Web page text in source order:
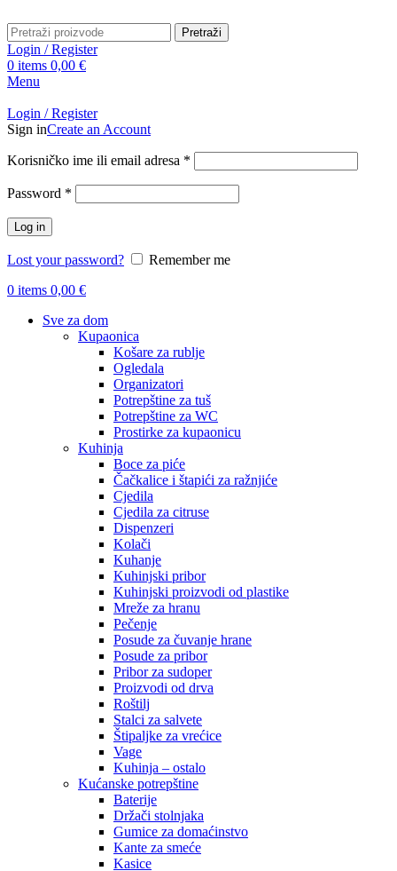
Pretraži
Login / Register
0 items 0,00 €
Menu
Login / Register
Sign inCreate an Account
Korisničko ime ili email adresa *
Password *
Log in
Lost your password?
Remember me
0 items 0,00 €
Sve za dom
Kupaonica
Košare za rublje
Ogledala
Organizatori
Potrepštine za tuš
Potrepštine za WC
Prostirke za kupaonicu
Kuhinja
Boce za piće
Čačkalice i štapići za ražnjiće
Cjedila
Cjedila za citruse
Dispenzeri
Kolači
Kuhanje
Kuhinjski pribor
Kuhinjski proizvodi od plastike
Mreže za hranu
Pečenje
Posude za čuvanje hrane
Posude za pribor
Pribor za sudoper
Proizvodi od drva
Roštilj
Stalci za salvete
Štipaljke za vrećice
Vage
Kuhinja – ostalo
Kućanske potrepštine
Baterije
Držači stolnjaka
Gumice za domaćinstvo
Kante za smeće
Kasice